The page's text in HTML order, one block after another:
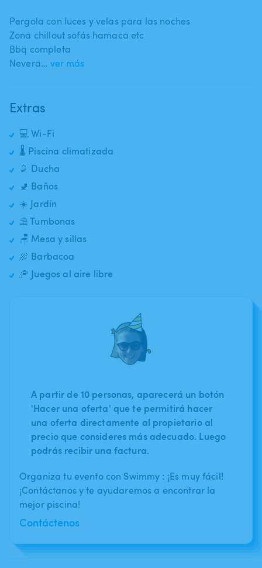
Pergola con luces y velas para las noches
Zona chillout sofás hamaca etc
Bbq completa
Nevera… ver más
Extras
💻 Wi-Fi
🌡️ Piscina climatizada
🚿 Ducha
🚽 Baños
☀️ Jardín
⛱️ Tumbonas
🪑 Mesa y sillas
🍖 Barbacoa
🥏 Juegos al aire libre
A partir de 10 personas, aparecerá un botón
'Hacer una oferta' que te permitirá hacer
una oferta directamente al propietario al
precio que consideres más adecuado. Luego
podrás recibir una factura.
Organiza tu evento con Swimmy : ¡Es muy fácil!
¡Contáctanos y te ayudaremos a encontrar la
mejor piscina!
Contáctenos